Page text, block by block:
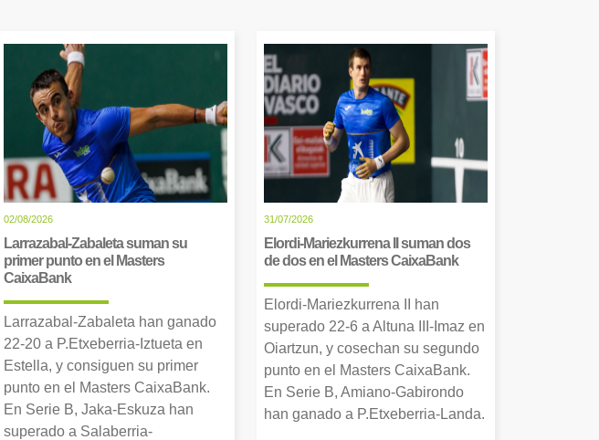
02/08/2026
Larrazabal-Zabaleta suman su
primer punto en el Masters
CaixaBank
Larrazabal-Zabaleta han ganado
22-20 a P.Etxeberria-Iztueta en
Estella, y consiguen su primer
punto en el Masters CaixaBank.
En Serie B, Jaka-Eskuza han
superado a Salaberria-
31/07/2026
Elordi-Mariezkurrena II suman dos
de dos en el Masters CaixaBank
Elordi-Mariezkurrena II han
superado 22-6 a Altuna III-Imaz en
Oiartzun, y cosechan su segundo
punto en el Masters CaixaBank.
En Serie B, Amiano-Gabirondo
han ganado a P.Etxeberria-Landa.